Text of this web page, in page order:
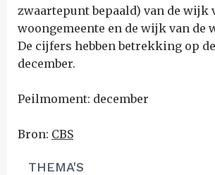
zwaartepunt bepaald) van de wijk
woongemeente en de wijk van de
De cijfers hebben betrekking op
december.
Peilmoment: december
Bron: CBS
THEMA'S